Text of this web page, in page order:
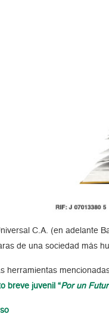
C.A. (en adelante
de una sociedad más
herramientas
breve juvenil“Por un